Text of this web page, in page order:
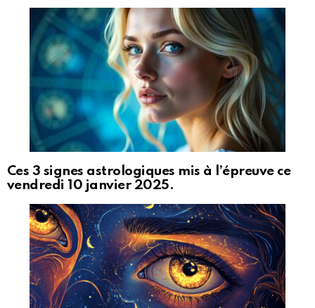
Ces 3 signes astrologiques mis à l’épreuve ce
vendredi 10 janvier 2025.